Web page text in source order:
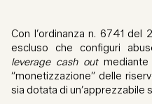
Con l’ordinanza n. 6741 del
escluso che configuri
leverage cash outmediante
“monetizzazione” delle
sia dotata di un’apprezzabile